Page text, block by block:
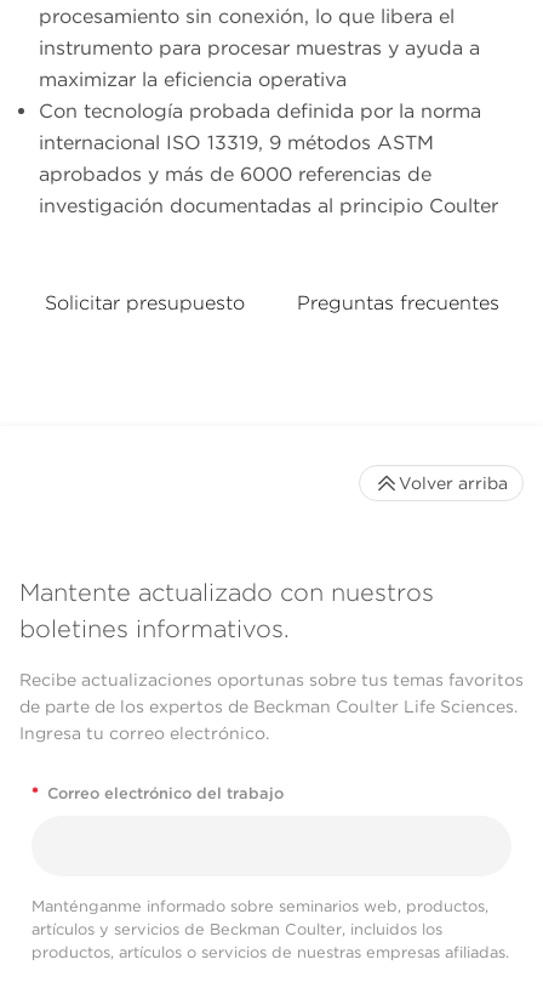
procesamiento sin conexión, lo que libera el
instrumento para procesar muestras y ayuda a
maximizar la eficiencia operativa
Con tecnología probada definida por la norma
internacional ISO 13319, 9 métodos ASTM
aprobados y más de 6000 referencias de
investigación documentadas al principio Coulter
Solicitar presupuesto Preguntas frecuentes
Mantente actualizado con nuestros
boletines informativos.
Recibe actualizaciones oportunas sobre tus temas favoritos
de parte de los expertos de Beckman Coulter Life Sciences.
Ingresa tu correo electrónico.
* Correo electrónico del trabajo
Manténganme informado sobre seminarios web, productos,
artículos y servicios de Beckman Coulter, incluidos los
productos, artículos o servicios de nuestras empresas afiliadas.
Volver arriba